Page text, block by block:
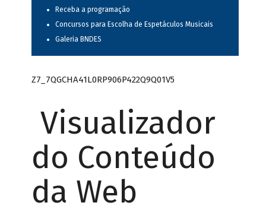
Receba a programação
Concursos para Escolha de Espetáculos Musicais
Galeria BNDES
Z7_7QGCHA41L0RP906P422Q9Q01V5
Visualizador
do Conteúdo
da Web